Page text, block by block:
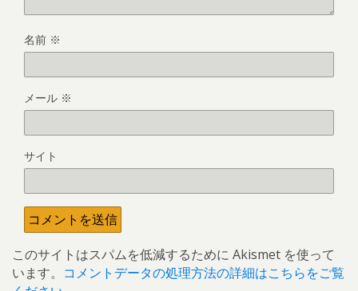
名前 ※
メール ※
サイト
このサイトはスパムを低減するために Akismet を使って
います。 コメントデータの処理方法の詳細はこちらをご覧